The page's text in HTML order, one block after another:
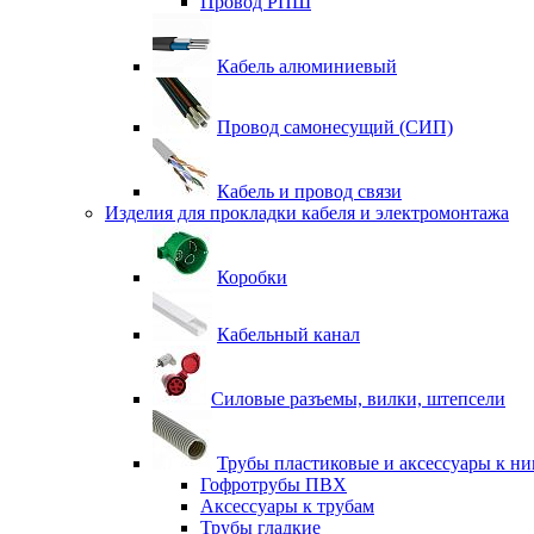
Кабель алюминиевый
Провод самонесущий (СИП)
Кабель и провод связи
Изделия для прокладки кабеля и электромонтажа
Коробки
Кабельный канал
Силовые разъемы, вилки, штепсели
Трубы пластиковые и аксессуары к
Гофротрубы ПВХ
Аксессуары к трубам
Трубы гладкие